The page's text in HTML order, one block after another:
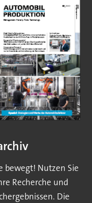
bewegt! Nutzen Sie
Recherche und
Die